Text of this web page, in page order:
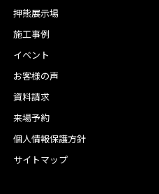
押熊展示場
施工事例
イベント
お客様の声
資料請求
来場予約
個人情報保護方針
サイトマップ